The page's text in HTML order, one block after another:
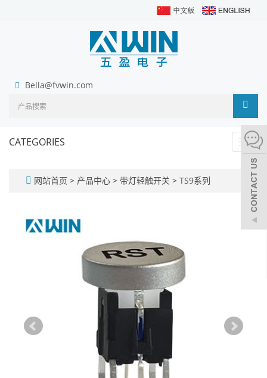
Bella@fvwin.com
CATEGORIES
网站首页 > 产品中心 > 带灯轻触开关 > TS9系列